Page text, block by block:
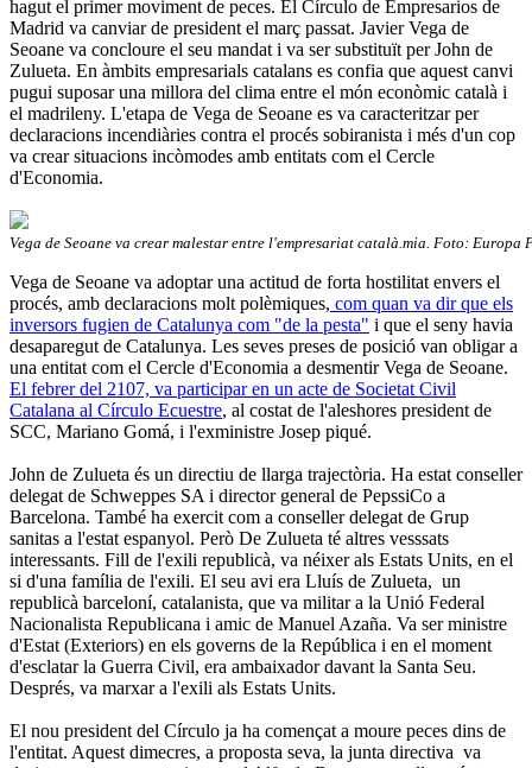
hagut el primer moviment de peces. El Círculo de Empresarios de
Madrid va canviar de president el març passat. Javier Vega de
Seoane va concloure el seu mandat i va ser substituït per John de
Zulueta. En àmbits empresarials catalans es confia que aquest canvi
pugui suposar una millora del clima entre el món econòmic català i
el madrileny. L'etapa de Vega de Seoane es va caracteritzar per
declaracions incendiàries contra el procés sobiranista i més d'un cop
va crear situacions incòmodes amb entitats com el Cercle
d'Economia.
Vega de Seoane va crear malestar entre l'empresariat català.mia. Foto: Europa
Vega de Seoane va adoptar una actitud de forta hostilitat envers el
procés, amb declaracions molt polèmiques, com quan va dir que els
inversors fugien de Catalunya com "de la pesta" i que el seny havia
desaparegut de Catalunya. Les seves preses de posició van obligar a
una entitat com el Cercle d'Economia a desmentir Vega de Seoane.
El febrer del 2107, va participar en un acte de Societat Civil
Catalana al Círculo Ecuestre, al costat de l'aleshores president de
SCC, Mariano Gomá, i l'exministre Josep piqué.
John de Zulueta és un directiu de llarga trajectòria. Ha estat conseller
delegat de Schweppes SA i director general de PepssiCo a
Barcelona. També ha exercit com a conseller delegat de Grup
sanitas a l'estat espanyol. Però De Zulueta té altres vesssats
interessants. Fill de l'exili republicà, va néixer als Estats Units, en el
si d'una família de l'exili. El seu avi era Lluís de Zulueta, un
republicà barceloní, catalanista, que va militar a la Unió Federal
Nacionalista Republicana i amic de Manuel Azaña. Va ser ministre
d'Estat (Exteriors) en els governs de la República i en el moment
d'esclatar la Guerra Civil, era ambaixador davant la Santa Seu.
Després, va marxar a l'exili als Estats Units.
El nou president del Círculo ja ha començat a moure peces dins de
l'entitat. Aquest dimecres, a proposta seva, la junta directiva va